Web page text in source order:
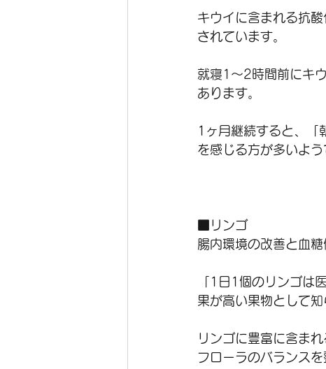
キウイに含まれる抗
されています。
就寝1〜2時間前にキ
あります。
1ヶ月継続すると、「
を感じる方が多いよう
■リンゴ
腸内環境の改善と血
「1日1個のリンゴは
果が高い果物として知
リンゴに豊富に含ま
フローラのバランスを